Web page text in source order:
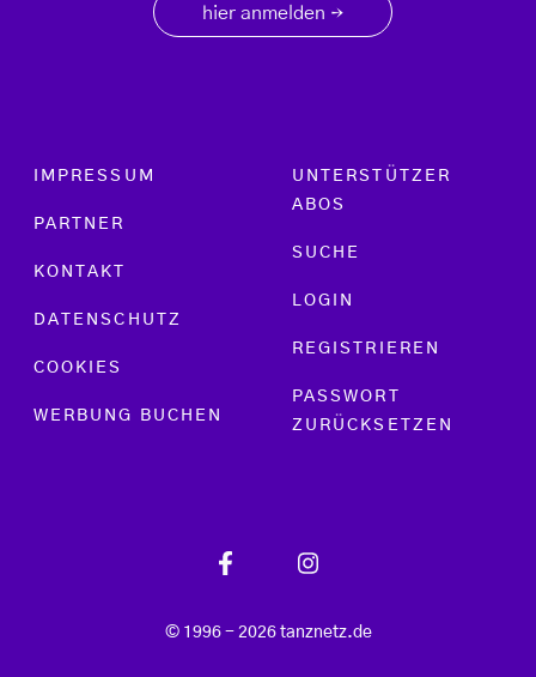
hier anmelden →
Footer menu
IMPRESSUM
PARTNER
KONTAKT
DATENSCHUTZ
COOKIES
WERBUNG BUCHEN
UNTERSTÜTZER
ABOS
SUCHE
LOGIN
REGISTRIEREN
PASSWORT
ZURÜCKSETZEN
© 1996 - 2026 tanznetz.de